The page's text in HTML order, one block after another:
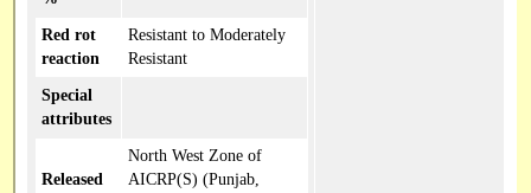
Red rot
reaction
Resistant to Moderately
Resistant
Special
attributes
Released
North West Zone of
AICRP(S) (Punjab,